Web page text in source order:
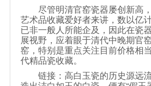
尽管明清官窑瓷器屡创新高
艺术品收藏爱好者来讲，数以亿
已非一般人所能企及，因此在瓷
展视野，应着眼于清代中晚期官
窑，特别是重点关注目前价格相
代精品瓷收藏。
链接：高白玉瓷的历史源远